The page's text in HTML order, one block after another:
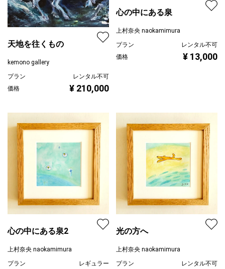
天地を往くもの
kemono gallery
プラン
レンタル不可
価格
¥ 210,000
心の中にある泉
上村奈央 naokamimura
プラン
レンタル不可
価格
¥ 13,000
心の中にある泉2
上村奈央 naokamimura
プラン
レギュラー
光の方へ
上村奈央 naokamimura
プラン
レンタル不可